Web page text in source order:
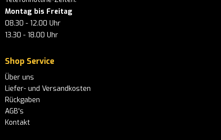
Montag bis Freitag
08.30 - 12.00 Uhr
13.30 - 18.00 Uhr
Shop Service
Über uns
Liefer- und Versandkosten
Rückgaben
AGB's
Kontakt